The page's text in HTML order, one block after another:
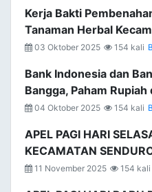
Kerja Bakti
Tanaman Herbal
03 Oktober 2025 154 kali
Bank Indonesia dan
Bangga, Paham
04 Oktober 2025 154 kali
APEL PAGI HARI
KECAMATAN
11 November 2025 154 kali